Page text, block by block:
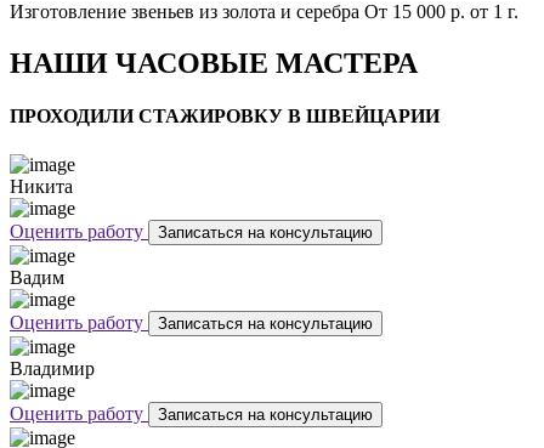
Изготовление звеньев из золота и серебра От 15 000 р. от 1 г.
НАШИ ЧАСОВЫЕ МАСТЕРА
ПРОХОДИЛИ СТАЖИРОВКУ В ШВЕЙЦАРИИ
Никита
Оценить работу Записаться на консультацию
Вадим
Оценить работу Записаться на консультацию
Владимир
Оценить работу Записаться на консультацию